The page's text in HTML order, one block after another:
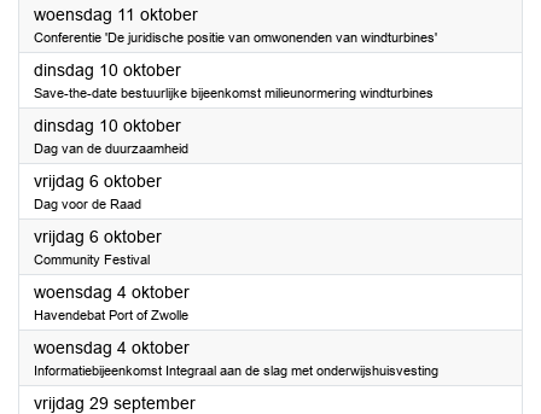
woensdag 11 oktober2023
Conferentie 'De juridische positie van omwonenden van windturbines'
dinsdag 10 oktober2023
Save-the-date bestuurlijke bijeenkomst milieunormering windturbines
dinsdag 10 oktober2023
Dag van de duurzaamheid
vrijdag 6 oktober2023
Dag voor de Raad
vrijdag 6 oktober2023
Community Festival
woensdag 4 oktober2023
Havendebat Port of Zwolle
woensdag 4 oktober2023
Informatiebijeenkomst Integraal aan de slag met onderwijshuisvesting
vrijdag 29 september2023